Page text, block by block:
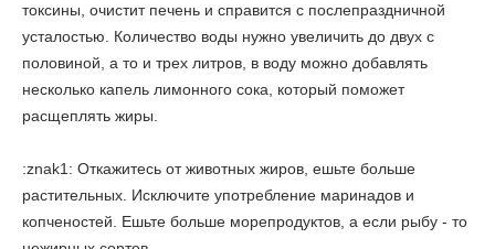
токсины, очистит печень и справится с послепраздничной
усталостью. Количество воды нужно увеличить до двух с
половиной, а то и трех литров, в воду можно добавлять
несколько капель лимонного сока, который поможет
расщеплять жиры.
:znak1: Откажитесь от животных жиров, ешьте больше
растительных. Исключите употребление маринадов и
копченостей. Ешьте больше морепродуктов, а если рыбу - то